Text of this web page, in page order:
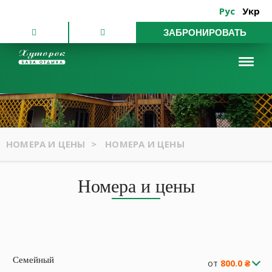
Рус Укр
ЗАБРОНИРОВАТЬ
НОМЕРА И ЦЕНЫ > НОМЕРА И ЦЕНЫ
Номера и цены
Семейный от 800.0 ₴